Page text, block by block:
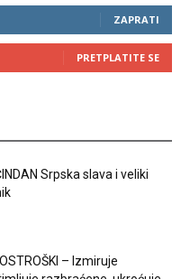
ZAPRATI
PRETPLATITE SE
Srpska slava i veliki
– Izmiruje